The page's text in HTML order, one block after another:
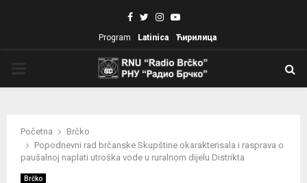
Facebook
TwitterInstagram
Youtube
Program Latinica Ћирилица
Početna
Brčko
Popodnevni rad brčanske Skupštine okarakterisala i rasprava o
paušalnoj naplati utroška vode u ruralnom dijelu Distrikta
Brčko